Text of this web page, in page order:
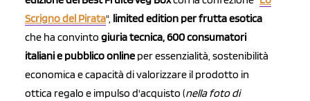
Scrigno del Pirata", limited edition per frutta esotica
che ha convinto giuria tecnica, 600 consumatori
italiani e pubblico online per essenzialità, sostenibilità
economica e capacità di valorizzare il prodotto in
ottica regalo e impulso d'acquisto (nella foto di